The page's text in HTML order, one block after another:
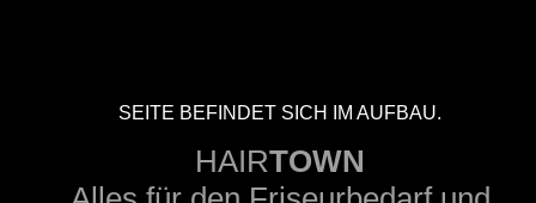
SEITE BEFINDET SICH IM AUFBAU.
HAIRTOWN